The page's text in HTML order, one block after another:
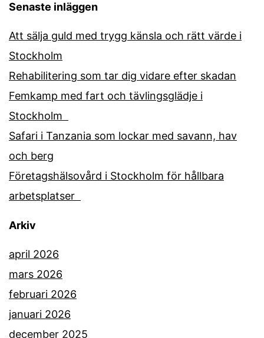
Senaste inläggen
Att sälja guld med trygg känsla och rätt värde i
Stockholm
Rehabilitering som tar dig vidare efter skadan
Femkamp med fart och tävlingsglädje i
Stockholm
Safari i Tanzania som lockar med savann, hav
och berg
Företagshälsovård i Stockholm för hållbara
arbetsplatser
Arkiv
april 2026
mars 2026
februari 2026
januari 2026
december 2025